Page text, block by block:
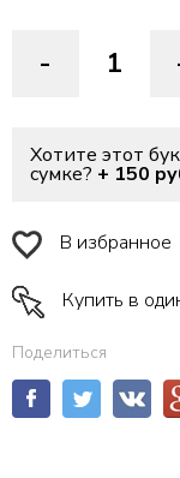
-
Хотите этот
сумке? + 150
В избранное
Купить в
Поделиться